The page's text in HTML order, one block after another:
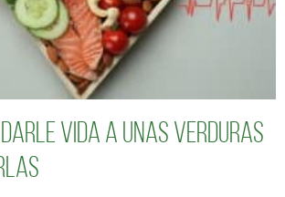
vida a unas verduras